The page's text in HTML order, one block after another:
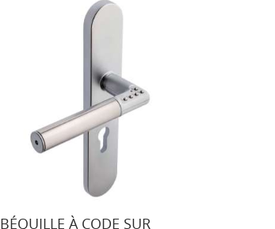
BÉQUILLE À CODE SUR